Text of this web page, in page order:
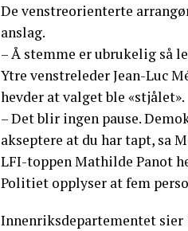
De venstreorienterte
anslag.
– Å stemme er ubrukelig så
Ytre venstreleder Jean-Luc
hevder at valget ble «stjålet».
– Det blir ingen pause.
akseptere at du har tapt, sa
LFI-toppen Mathilde Panot
Politiet opplyser at fem
Innenriksdepartementet sier